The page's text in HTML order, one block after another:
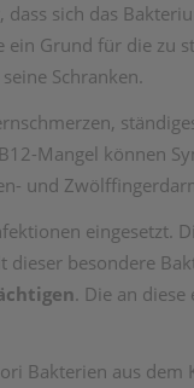
sich das
Grund für die zu
Schranken.
Mangel können
und
eingesetzt.
besondere
. Die an
Bakterien aus